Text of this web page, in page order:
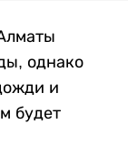
однако
и
будет